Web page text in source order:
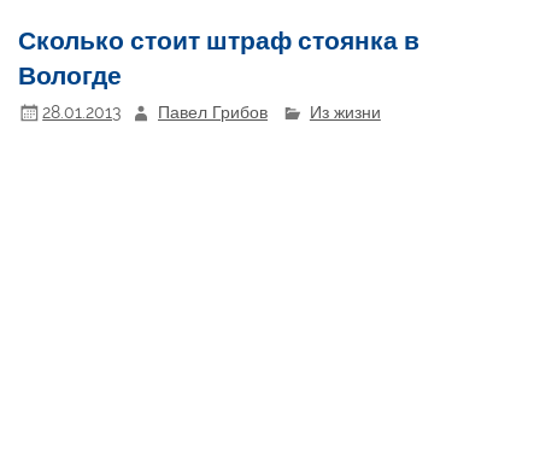
Сколько стоит штраф стоянка в
Вологде
28.01.2013 Павел Грибов Из жизни